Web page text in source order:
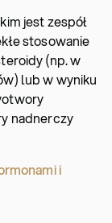
jest zespół
stosowanie
(np. w
lub w wyniku
nadnerczy
i